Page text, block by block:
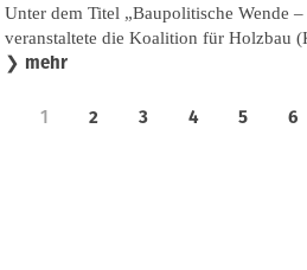
Unter dem Titel „Baupolitische Wende
veranstaltete die Koalition für Holzbau
❯ mehr
1 2 3 4 5 6